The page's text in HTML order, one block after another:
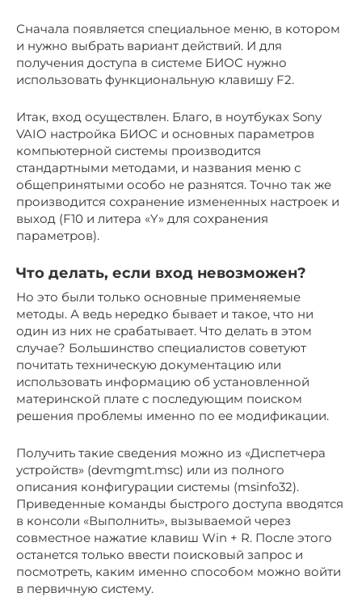
Сначала появляется специальное меню, в котором
и нужно выбрать вариант действий. И для
получения доступа в системе БИОС нужно
использовать функциональную клавишу F2.
Итак, вход осуществлен. Благо, в ноутбуках Sony
VAIO настройка БИОС и основных параметров
компьютерной системы производится
стандартными методами, и названия меню с
общепринятыми особо не разнятся. Точно так же
производится сохранение измененных настроек и
выход (F10 и литера «Y» для сохранения
параметров).
Что делать, если вход невозможен?
Но это были только основные применяемые
методы. А ведь нередко бывает и такое, что ни
один из них не срабатывает. Что делать в этом
случае? Большинство специалистов советуют
почитать техническую документацию или
использовать информацию об установленной
материнской плате с последующим поиском
решения проблемы именно по ее модификации.
Получить такие сведения можно из «Диспетчера
устройств» (devmgmt.msc) или из полного
описания конфигурации системы (msinfo32).
Приведенные команды быстрого доступа вводятся
в консоли «Выполнить», вызываемой через
совместное нажатие клавиш Win + R. После этого
останется только ввести поисковый запрос и
посмотреть, каким именно способом можно войти
в первичную систему.